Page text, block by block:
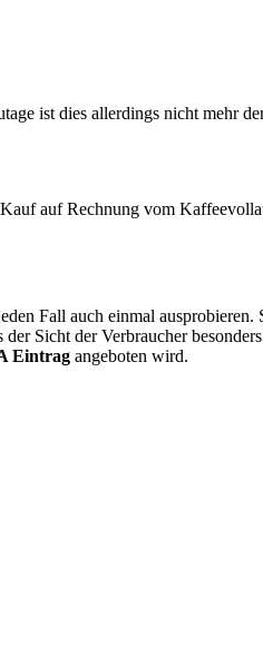
ist dies allerdings nicht mehr
auf Rechnung vom
Fall auch einmal ausprobieren.
Sicht der Verbraucher
Eintrag angeboten wird.